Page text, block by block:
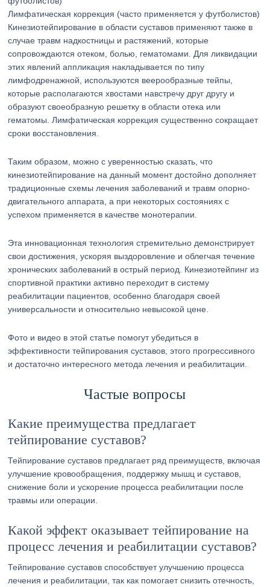
Лимфатическая коррекция (часто применяется у футболистов)
Кинезиотейпирование в области суставов применяют также в
случае травм надкостницы и растяжений, которые
сопровождаются отеком, болью, гематомами. Для ликвидации
этих явлений аппликация накладывается по типу
лимфодренажной, используются веерообразные тейпы,
которые располагаются хвостами навстречу друг другу и
образуют своеобразную решетку в области отека или
гематомы. Лимфатическая коррекция существенно сокращает
сроки восстановления.
Таким образом, можно с уверенностью сказать, что
кинезиотейпирование на данный момент достойно дополняет
традиционные схемы лечения заболеваний и травм опорно-
двигательного аппарата, а при некоторых состояниях с
успехом применяется в качестве монотерапии.
Эта инновационная технология стремительно демонстрирует
свои достижения, ускоряя выздоровление и облегчая течение
хронических заболеваний в острый период. Кинезиотейпинг из
спортивной практики активно переходит в систему
реабилитации пациентов, особенно благодаря своей
универсальности и относительно невысокой цене.
Фото и видео в этой статье помогут убедиться в
эффективности тейпирования суставов, этого прогрессивного
и достаточно интересного метода лечения и реабилитации.
Частые вопросы
Какие преимущества предлагает
тейпирование суставов?
Тейпирование суставов предлагает ряд преимуществ, включая
улучшение кровообращения, поддержку мышц и суставов,
снижение боли и ускорение процесса реабилитации после
травмы или операции.
Какой эффект оказывает тейпирование на
процесс лечения и реабилитации суставов?
Тейпирование суставов способствует улучшению процесса
лечения и реабилитации, так как помогает снизить отечность,